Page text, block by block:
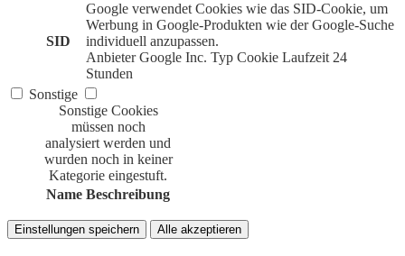
SID
Google verwendet Cookies wie das SID-Cookie, um
Werbung in Google-Produkten wie der Google-Suche
individuell anzupassen.
Anbieter Google Inc. Typ Cookie Laufzeit 24
Stunden
Sonstige
Sonstige Cookies
müssen noch
analysiert werden und
wurden noch in keiner
Kategorie eingestuft.
Name Beschreibung
Einstellungen speichern Alle akzeptieren